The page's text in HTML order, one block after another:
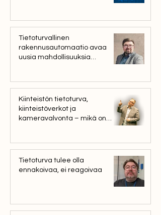
Tietoturvallinen
rakennusautomaatio avaa
uusia mahdollisuuksia
Kiinteistön tietoturva,
kiinteistöverkot ja
kameravalvonta – mikä on
Tietoturva tulee olla
ennakoivaa, ei reagoivaa